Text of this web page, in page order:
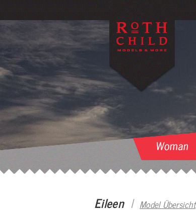
Eileen I Model Übersicht